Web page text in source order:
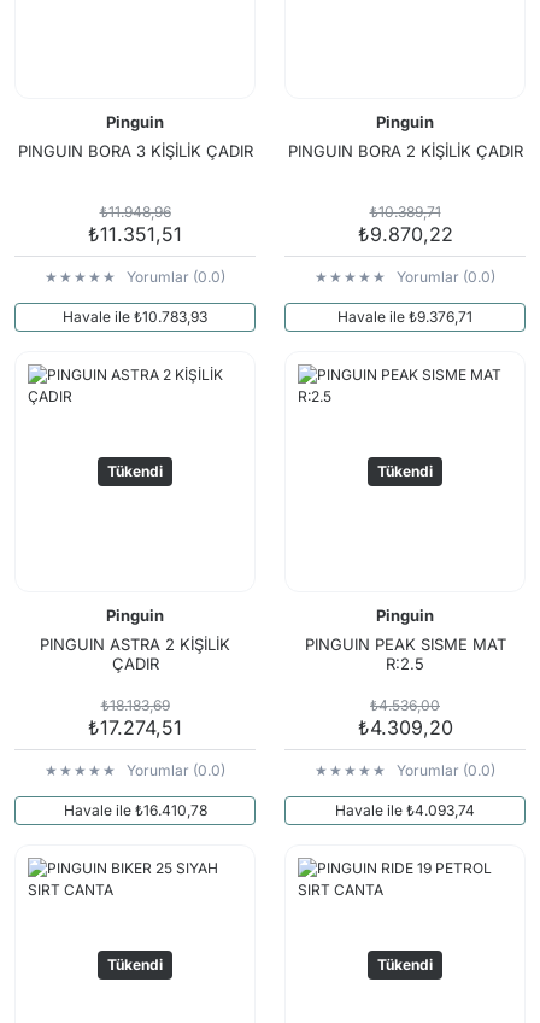
Pinguin
PINGUIN BORA 3 KİŞİLİK ÇADIR
₺11.948,96
₺11.351,51
Yorumlar (0.0)
Havale ile ₺10.783,93
Pinguin
PINGUIN BORA 2 KİŞİLİK ÇADIR
₺10.389,71
₺9.870,22
Yorumlar (0.0)
Havale ile ₺9.376,71
Tükendi
Pinguin
PINGUIN ASTRA 2 KİŞİLİK
ÇADIR
₺18.183,69
₺17.274,51
Yorumlar (0.0)
Havale ile ₺16.410,78
Tükendi
Pinguin
PINGUIN PEAK SISME MAT
R:2.5
₺4.536,00
₺4.309,20
Yorumlar (0.0)
Havale ile ₺4.093,74
Tükendi Tükendi